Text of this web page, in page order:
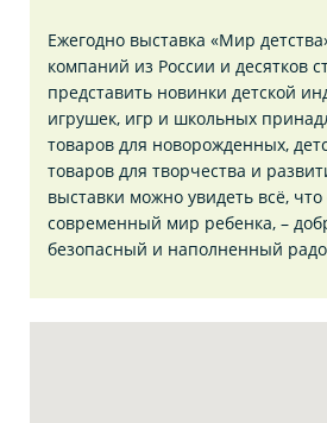
Ежегодно выставка «Мир
компаний из России и десятков
представить новинки детской
игрушек, игр и школьных
товаров для новорожденных,
товаров для творчества и
выставки можно увидеть всё,
современный мир ребенка, –
безопасный и наполненный